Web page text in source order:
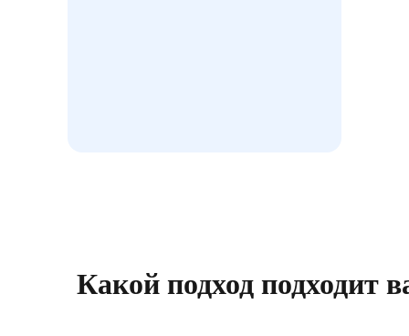
Какой подход подходит